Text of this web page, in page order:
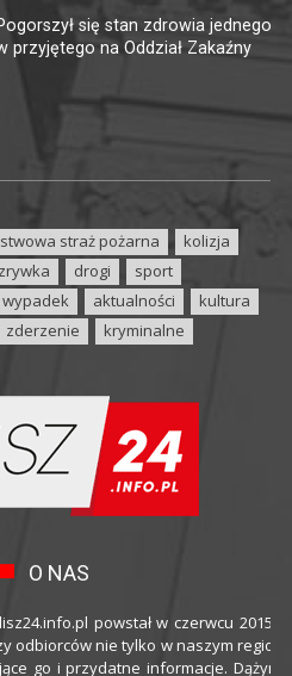
się stan zdrowia jednego
przyjętego na Oddział Zakaźny
straż pożarna
kolizja
drogi
sport
wypadek aktualności
kultura
zderzenie kryminalne
O NAS
powstał w czerwcu 2015
odbiorców nie tylko w naszym
go i przydatne informacje.